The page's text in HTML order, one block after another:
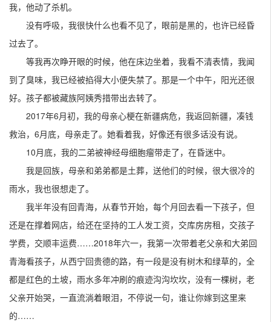
我，他动了杀机。
没有呼吸，我很快什么也看不见了，眼前是黑的，也许已经昏
过去了。
等我再次睁开眼的时候，他在床边坐着，我看不清表情，我闻
到了臭味，我已经被掐得大小便失禁了。那是一个中午，阳光还很
好。孩子都被藏族阿姨秀措带出去转了。
2017年6月初，我的母亲心梗在新疆病危，我返回新疆，凑钱
救治，6月底，母亲走了。她看着我，好像还有很多话没有说。
10月底，我的二弟被神经母细胞瘤带走了，在昏迷中。
我是回族，母亲和弟弟都是土葬，送他们的时候，很大很冷的
雨水，我也很想走了。
我半年没有回青海，从春节开始，每个月回去看一下孩子，但
还是在撑着网店，给还在坚持的工人发工资，交库房房租，交孩子
学费，交顺丰运费……2018年六一，我第一次带着老父亲和大弟回
青海看孩子，从西宁回贵德的路，有一段是没有树木和绿草的，全
都是红色的土坡，雨水多年冲刷的痕迹沟沟坎坎，没有一棵树，老
父亲开始哭，一直流淌着眼泪，不停说一句，谁让你嫁到这里来
的……